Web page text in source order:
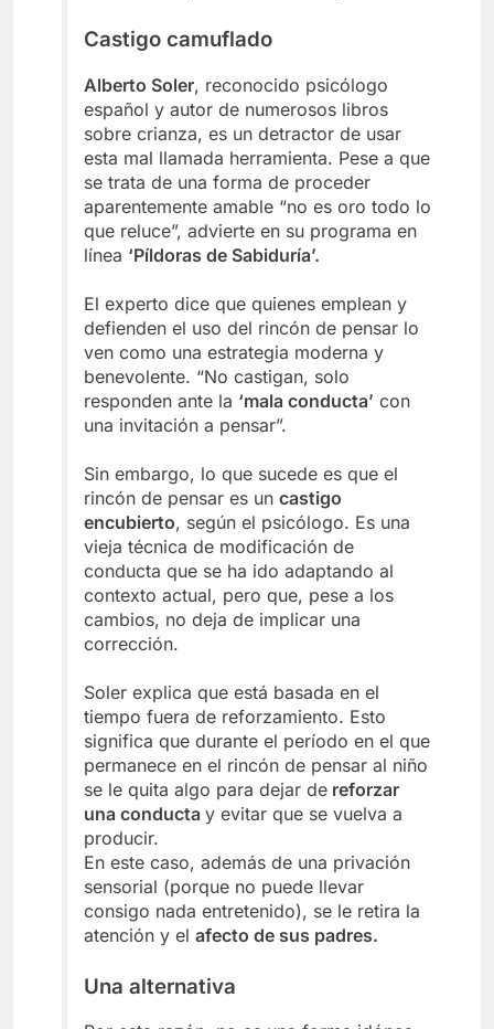
Castigo camuflado
Alberto Soler, reconocido psicólogo
español y autor de numerosos libros
sobre crianza, es un detractor de usar
esta mal llamada herramienta. Pese a que
se trata de una forma de proceder
aparentemente amable “no es oro todo lo
que reluce”, advierte en su programa en
línea ‘Píldoras de Sabiduría’.
El experto dice que quienes emplean y
defienden el uso del rincón de pensar lo
ven como una estrategia moderna y
benevolente. “No castigan, solo
responden ante la ‘mala conducta’ con
una invitación a pensar”.
Sin embargo, lo que sucede es que el
rincón de pensar es un castigo
encubierto, según el psicólogo. Es una
vieja técnica de modificación de
conducta que se ha ido adaptando al
contexto actual, pero que, pese a los
cambios, no deja de implicar una
corrección.
Soler explica que está basada en el
tiempo fuera de reforzamiento. Esto
significa que durante el período en el que
permanece en el rincón de pensar al niño
se le quita algo para dejar de reforzar
una conducta y evitar que se vuelva a
producir.
En este caso, además de una privación
sensorial (porque no puede llevar
consigo nada entretenido), se le retira la
atención y el afecto de sus padres.
Una alternativa